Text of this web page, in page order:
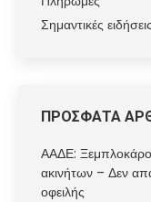
Σημαντικές
ΠΡΟΣΦΑΤΑ
ΑΑΔΕ:
ακινήτων – Δεν
οφειλής